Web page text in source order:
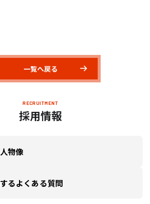
一覧へ戻る
RECRUITMENT
採用情報
物像
るよくある質問